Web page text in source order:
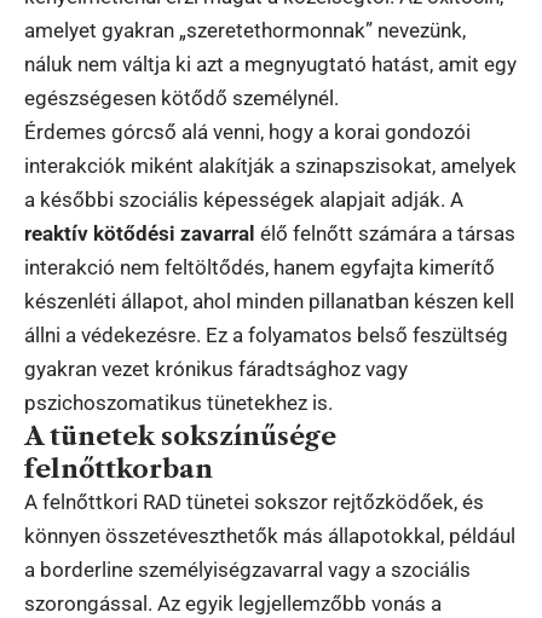
amelyet gyakran „szeretethormonnak” nevezünk,
náluk nem váltja ki azt a megnyugtató hatást, amit egy
egészségesen kötődő személynél.
Érdemes górcső alá venni, hogy a korai gondozói
interakciók miként alakítják a szinapszisokat, amelyek
a későbbi szociális képességek alapjait adják. A
reaktív kötődési zavarral élő felnőtt számára a társas
interakció nem feltöltődés, hanem egyfajta kimerítő
készenléti állapot, ahol minden pillanatban készen kell
állni a védekezésre. Ez a folyamatos belső feszültség
gyakran vezet krónikus fáradtsághoz vagy
pszichoszomatikus tünetekhez is.
A tünetek sokszínűsége
felnőttkorban
A felnőttkori RAD tünetei sokszor rejtőzködőek, és
könnyen összetéveszthetők más állapotokkal, például
a borderline személyiségzavarral vagy a szociális
szorongással. Az egyik legjellemzőbb vonás a